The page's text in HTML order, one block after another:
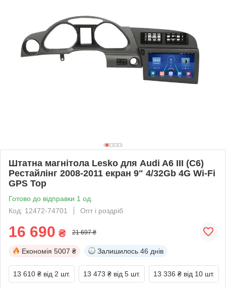
Штатна магнітола Lesko для Audi A6 III (C6)
Рестайлінг 2008-2011 екран 9" 4/32Gb 4G Wi-Fi
GPS Top
Готово до відправки 1 од.
Код: 12472-74701
Опт і роздріб
16 690 ₴ 21 697 ₴
Економія 5007 ₴ Залишилось 46 днів
13 610 ₴ від 2 шт. 13 473 ₴ від 5 шт. 13 336 ₴ від 10 шт.